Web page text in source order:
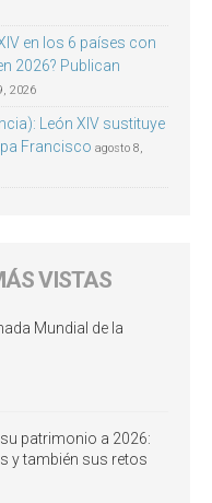
en los 6 países con
2026? Publican
2026
León XIV sustituye
Francisco agosto 8,
VISTAS
Mundial de la
patrimonio a 2026:
y también sus retos